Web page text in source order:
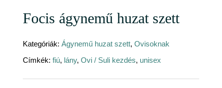
Focis ágynemű huzat szett
Kategóriák: Ágynemű huzat szett, Ovisoknak
Címkék: fiú, lány, Ovi / Suli kezdés, unisex